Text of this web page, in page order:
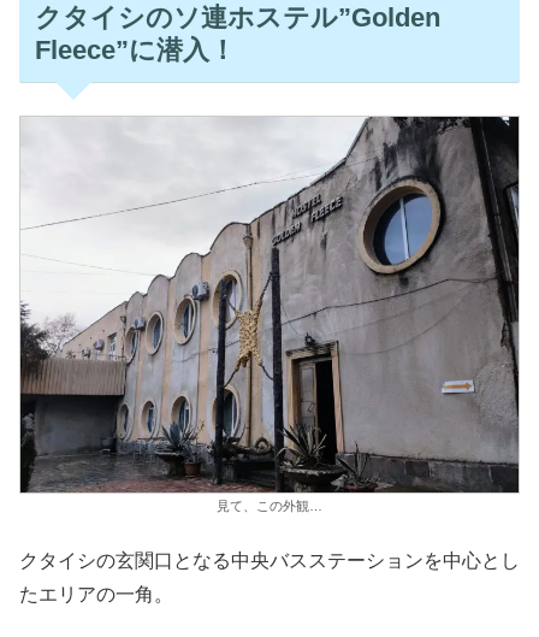
クタイシのソ連ホステル”Golden
Fleece”に潜入！
見て、この外観…
クタイシの玄関口となる中央バスステーションを中心とし
たエリアの一角。